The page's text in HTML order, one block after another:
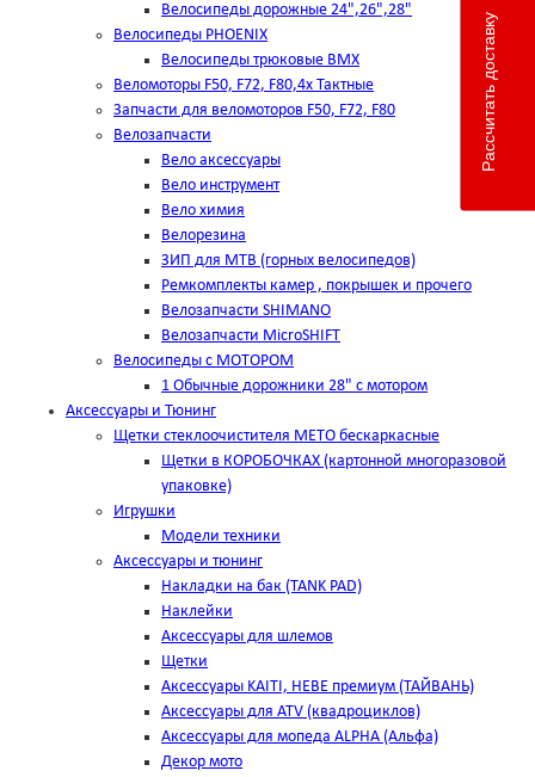
Велосипеды дорожные 24",26",28"
Велосипеды PHOENIX
Велосипеды трюковые BMX
Веломоторы F50, F72, F80,4х Тактные
Запчасти для веломоторов F50, F72, F80
Велозапчасти
Вело аксессуары
Вело инструмент
Вело химия
Велорезина
ЗИП для MTB (горных велосипедов)
Ремкомплекты камер , покрышек и прочего
Велозапчасти SHIMANO
Велозапчасти MicroSHIFT
Велосипеды с МОТОРОМ
1 Обычные дорожники 28" с мотором
Аксессуары и Тюнинг
Щетки стеклоочистителя METO бескаркасные
Щетки в КОРОБОЧКАХ (картонной многоразовой
упаковке)
Игрушки
Модели техники
Аксессуары и тюнинг
Накладки на бак (TANK PAD)
Наклейки
Аксессуары для шлемов
Щетки
Аксессуары KAITI, HEBE премиум (ТАЙВАНЬ)
Аксессуары для ATV (квадроциклов)
Аксессуары для мопеда ALPHA (Альфа)
Декор мото
Рассчитать доставку